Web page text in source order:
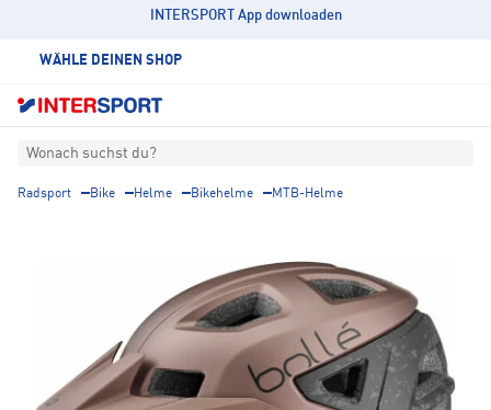
INTERSPORT App downloaden
WÄHLE DEINEN SHOP
Wonach suchst du?
Radsport Bike Helme Bikehelme MTB-Helme